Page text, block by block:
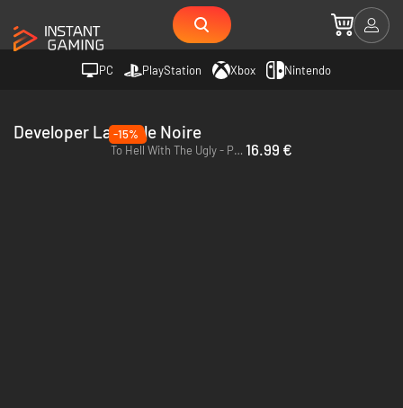
PC PlayStation Xbox Nintendo
Developer La Poule Noire
-15%
To Hell With The Ugly - PC & Mac (Steam) 16.99 €